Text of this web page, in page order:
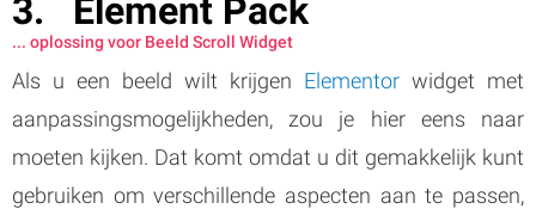
Element Pack
... oplossing voor Beeld Scroll Widget
Als u een beeld wilt krijgen Elementor widget met
aanpassingsmogelijkheden, zou je hier eens naar
moeten kijken. Dat komt omdat u dit gemakkelijk kunt
gebruiken om verschillende aspecten aan te passen,